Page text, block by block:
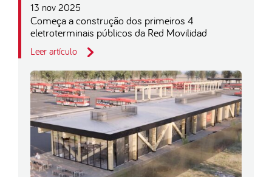
13 nov 2025
Começa a construção dos primeiros 4
eletroterminais públicos da Red Movilidad
Leer artículo